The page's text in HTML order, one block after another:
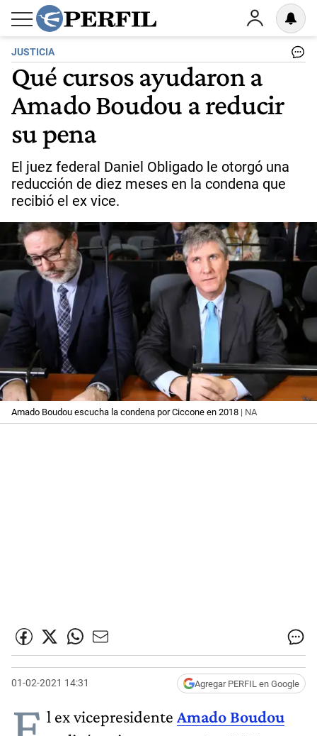
JUSTICIA
Qué cursos ayudaron a
Amado Boudou a reducir
su pena
El juez federal Daniel Obligado le otorgó una
reducción de diez meses en la condena que
recibió el ex vice.
Amado Boudou escucha la condena por Ciccone en 2018 | NA
01-02-2021 14:31 Agregar PERFIL en Google
l ex vicepresidente Amado Boudou